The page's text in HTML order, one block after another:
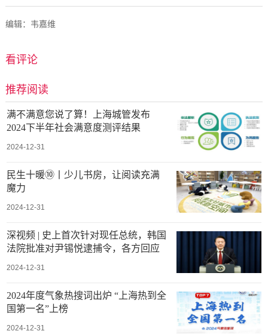
编辑：韦嘉维
看评论
推荐阅读
满不满意您说了算！上海城管发布
2024下半年社会满意度测评结果
2024-12-31
民生十暖⑩丨少儿书房，让阅读充满
魔力
2024-12-31
深视频 | 史上首次针对现任总统，韩国
法院批准对尹锡悦逮捕令，各方回应
2024-12-31
2024年度气象热搜词出炉 “上海热到全
国第一名”上榜
2024-12-31